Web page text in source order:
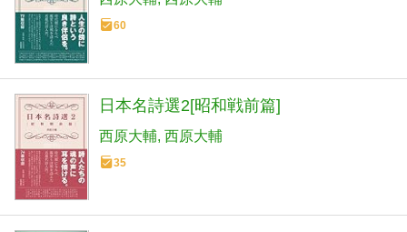
60
日本名詩選2[昭和戦前篇]
西原大輔 西原大輔
35